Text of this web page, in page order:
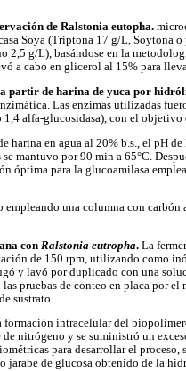
de Ralstonia eutopha.
Soya (Triptona 17 g/L, Soytona
2,5 g/L), basándose en la
a cabo en glicerol al 15% para
partir de harina de yuca por
Las enzimas utilizadas
1,4 alfa-glucosidasa), con el
harina en agua al 20% b.s., el pH
mantuvo por 90 min a 65°C.
óptima para la glucoamilasa
una columna con
con Ralstonia eutropha. La
de 150 rpm, utilizando como
y lavó por duplicado con una
las pruebas de conteo en placa por
sustrato.
intracelular del
nitrógeno y se suministró un
para desarrollar el
jarabe de glucosa obtenido de la